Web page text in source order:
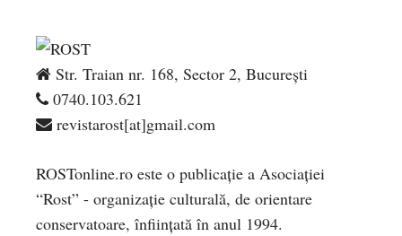
Str. Traian nr. 168, Sector 2, București
0740.103.621
revistarost[at]gmail.com
ROSTonline.ro este o publicaţie a Asociaţiei
“Rost” - organizaţie culturală, de orientare
conservatoare, înfiinţată în anul 1994.